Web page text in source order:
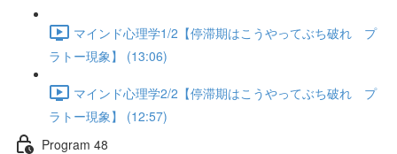
マインド心理学1/2【停滞期はこうやってぶち破れ プ
ラトー現象】 (13:06)
マインド心理学2/2【停滞期はこうやってぶち破れ プ
ラトー現象】 (12:57)
Program 48